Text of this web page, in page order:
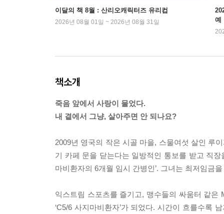
이달의 책 8월 : 산리오캐릭터즈 유리컵
2026년 08월 01일 ~ 2026년 08월 31일
예
책소개
죽음 앞에서 사랑이 물었다.
내 곁에서 그냥, 살아주면 안 되나요?
2009년 영국의 작은 시골 마을, 스물여섯 살인 루
기 카페 문을 닫는다는 일방적인 통보를 받고 직
마비환자의 6개월 임시 간병인’. 그녀는 최저임금
익스트림 스포츠를 즐기고, 맹수들의 싸움터 같
‘C5/6 사지마비환자’가 되었다. 시간이 흐를수록